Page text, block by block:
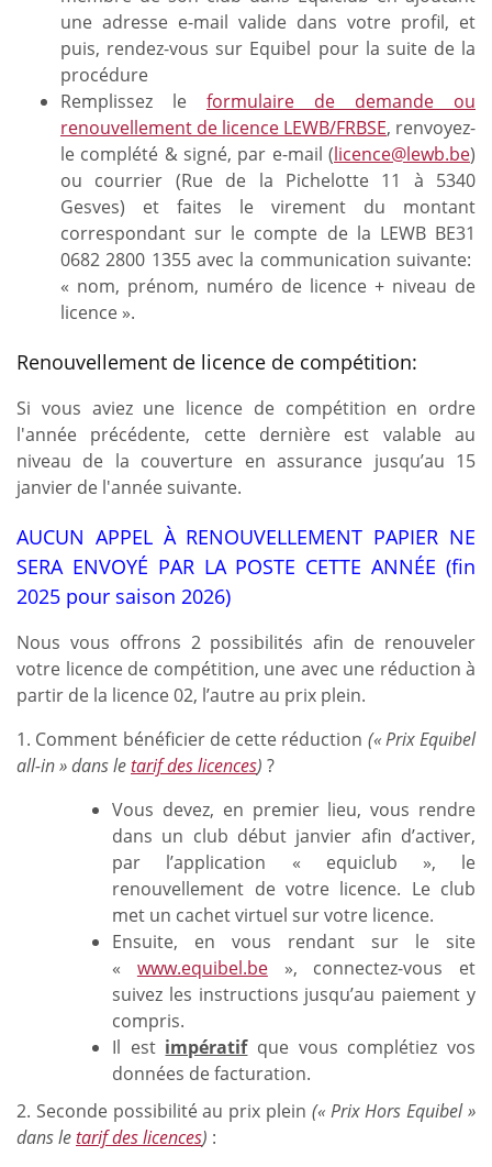
une adresse e-mail valide dans votre profil, et
puis, rendez-vous sur Equibel pour la suite de la
procédure
Remplissez le formulaire de demande ou
renouvellement de licence LEWB/FRBSE, renvoyez-
le complété & signé, par e-mail (licence@lewb.be)
ou courrier (Rue de la Pichelotte 11 à 5340
Gesves) et faites le virement du montant
correspondant sur le compte de la LEWB BE31
0682 2800 1355 avec la communication suivante:
« nom, prénom, numéro de licence + niveau de
licence ».
Renouvellement de licence de compétition:
Si vous aviez une licence de compétition en ordre
l'année précédente, cette dernière est valable au
niveau de la couverture en assurance jusqu’au 15
janvier de l'année suivante.
AUCUN APPEL À RENOUVELLEMENT PAPIER NE
SERA ENVOYÉ PAR LA POSTE CETTE ANNÉE (fin
2025 pour saison 2026)
Nous vous offrons 2 possibilités afin de renouveler
votre licence de compétition, une avec une réduction à
partir de la licence 02, l’autre au prix plein.
1. Comment bénéficier de cette réduction (« Prix Equibel
all-in » dans letarif des licences) ?
Vous devez, en premier lieu, vous rendre
dans un club début janvier afin d’activer,
par l’application « equiclub », le
renouvellement de votre licence. Le club
met un cachet virtuel sur votre licence.
Ensuite, en vous rendant sur le site
« www.equibel.be», connectez-vous et
suivez les instructions jusqu’au paiement y
compris.
Il est impératifque vous complétiez vos
données de facturation.
2. Seconde possibilité au prix plein (« Prix Hors Equibel »
dans letarif des licences) :